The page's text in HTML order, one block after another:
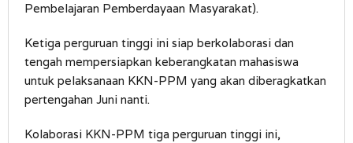
Pembelajaran Pemberdayaan Masyarakat).
Ketiga perguruan tinggi ini siap berkolaborasi dan
tengah mempersiapkan keberangkatan mahasiswa
untuk pelaksanaan KKN-PPM yang akan diberagkatkan
pertengahan Juni nanti.
Kolaborasi KKN-PPM tiga perguruan tinggi ini,